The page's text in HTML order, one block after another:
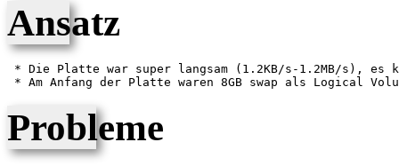
Ansatz
* Die Platte war super langsam (1.2KB/s-1.2MB/s),
Probleme